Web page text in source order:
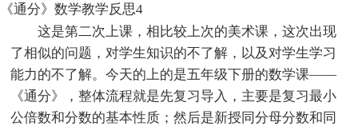
《通分》数学教学反思4
这是第二次上课，相比较上次的美术课，这次出现
了相似的问题，对学生知识的不了解，以及对学生学习
能力的不了解。今天的上的是五年级下册的数学课——
《通分》，整体流程就是先复习导入，主要是复习最小
公倍数和分数的基本性质；然后是新授同分母分数和同